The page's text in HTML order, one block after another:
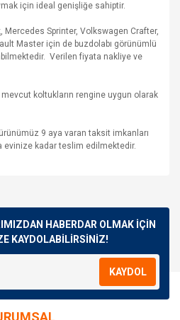
için ideal genişliğe sahiptir.
, Mercedes Sprinter, Volkswagen Crafter,
Master için de buzdolabı görünümlü
Verilen fiyata nakliye ve
koltukların rengine uygun olarak
9 aya varan taksit imkanları
evinize kadar teslim edilmektedir.
Yorum Yaz
ederiz.
veya görüntülenemiyor.
bilgiler bulunuyor.
bulunuyor.
daha pahalı.
HABERDAR OLMAK İÇİN
KAYDOLABİLİRSİNİZ!
KAYDOL